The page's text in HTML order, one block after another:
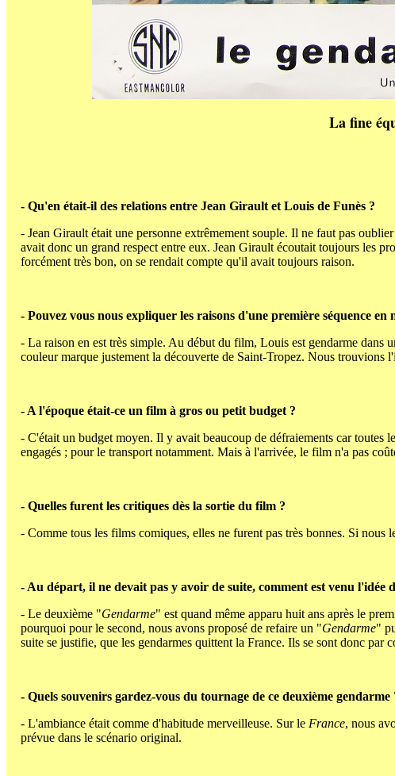
La fine
- Qu'en était-il des relations entre Jean Girault et Louis de Funès ?
- Jean Girault était une personne extrêmement souple. Il ne faut pas
avait donc un grand respect entre eux. Jean Girault écoutait toujours les
forcément très bon, on se rendait compte qu'il avait toujours raison.
- Pouvez vous nous expliquer les raisons d'une première séquence en
- La raison en est très simple. Au début du film, Louis est gendarme dans
couleur marque justement la découverte de Saint-Tropez. Nous
- A l'époque était-ce un film à gros ou petit budget ?
- C'était un budget moyen. Il y avait beaucoup de défraiements car toutes
engagés ; pour le transport notamment. Mais à l'arrivée, le film n'a pas
- Quelles furent les critiques dès la sortie du film ?
- Comme tous les films comiques, elles ne furent pas très bonnes. Si
- Au départ, il ne devait pas y avoir de suite, comment est venu l'idée
- Le deuxième "Gendarme" est quand même apparu huit ans après le
pourquoi pour le second, nous avons proposé de refaire un "Gendarme"
suite se justifie, que les gendarmes quittent la France. Ils se sont donc par
- Quels souvenirs gardez-vous du tournage de ce deuxième gendarme
- L'ambiance était comme d'habitude merveilleuse. Sur le France, nous
prévue dans le scénario original.